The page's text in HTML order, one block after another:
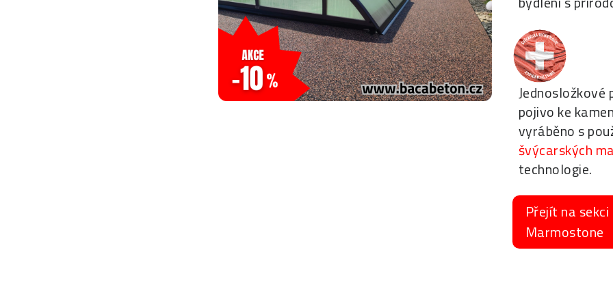
pojivo ke
vyráběno s
švýcarských
technologie.
Přejít na sekci
Marmostone